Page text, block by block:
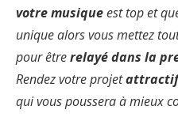
votre musiqueest top et
unique alors vous mettez
pour êtrerelayé dans la
Rendez votre projetattractif
qui vous poussera à mieux